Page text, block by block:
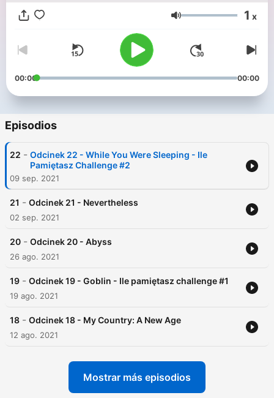
możemy zrecenzować. Założyłyśmy także Twittera gdzie
będziemy informować o bieżących sprawach, planach i
https://www.instagram.com/korea.na.ekranach/
Volumen 1 x
00:00 00:00
Episodios
22 - Odcinek 22 - While You Were Sleeping - Ile
Pamiętasz Challenge #2
09 sep. 2021
21 - Odcinek 21 - Nevertheless
02 sep. 2021
20 - Odcinek 20 - Abyss
26 ago. 2021
19 - Odcinek 19 - Goblin - Ile pamiętasz challenge #1
19 ago. 2021
18 - Odcinek 18 - My Country: A New Age
12 ago. 2021
Mostrar más episodios